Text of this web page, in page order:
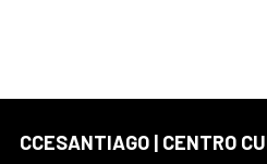
CCESANTIAGO | CENTRO